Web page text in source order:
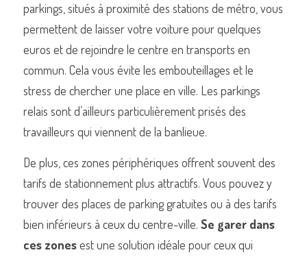
parkings, situés à proximité des stations de métro, vous
permettent de laisser votre voiture pour quelques
euros et de rejoindre le centre en transports en
commun. Cela vous évite les embouteillages et le
stress de chercher une place en ville. Les parkings
relais sont d’ailleurs particulièrement prisés des
travailleurs qui viennent de la banlieue.
De plus, ces zones périphériques offrent souvent des
tarifs de stationnement plus attractifs. Vous pouvez y
trouver des places de parking gratuites ou à des tarifs
bien inférieurs à ceux du centre-ville. Se garer dans
ces zones est une solution idéale pour ceux qui